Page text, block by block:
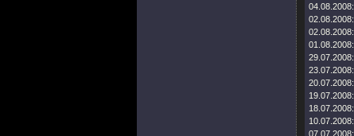
04.08.2008:
02.08.2008:
02.08.2008:
01.08.2008:
29.07.2008:
23.07.2008:
20.07.2008:
19.07.2008:
18.07.2008:
10.07.2008:
07.07.2008: